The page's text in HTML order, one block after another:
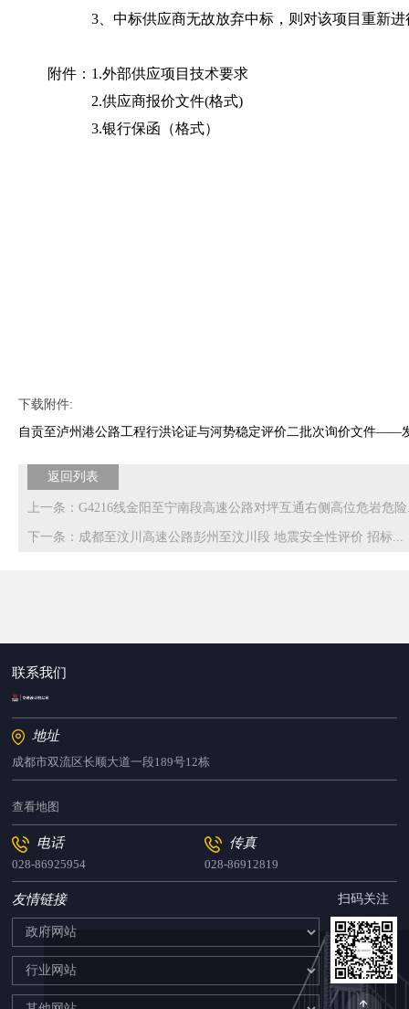
3 、中标供应商无故放弃中标，则对该项目重新
附件： 1.外部供应项目技术要求
2.供应商报价文件(格式)
3.银行保函（格式）
下载附件:
自贡至泸州港公路工程行洪论证与河势稳定评价二批次询价文件——
返回列表
上一条：G4216线金阳至宁南段高速公路对坪互通右侧高位危岩危
下一条：成都至汶川高速公路彭州至汶川段 地震安全性评价 招标...
联系我们
地址
成都市双流区长顺大道一段189号12栋
查看地图
电话
028-86925954
传真
028-86912819
友情链接 扫码关注